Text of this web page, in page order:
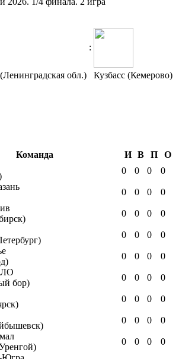
:
обл.) Кузбасс (Кемерово)
Команда
И В П
О
0 0 0 0
0 0 0 0
0 0 0 0
0 0 0 0
0 0 0 0
ЛО
бор)
0 0 0 0
0 0 0 0
0 0 0 0
0 0 0 0